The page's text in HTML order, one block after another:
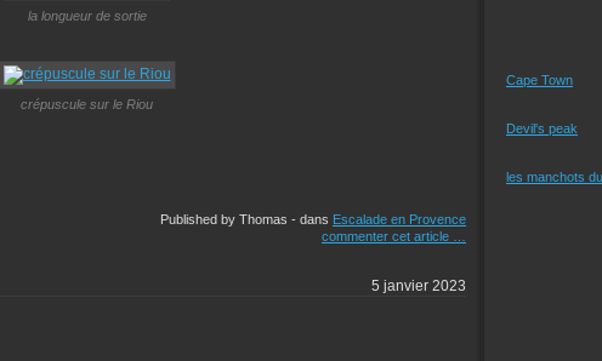
la longueur de sortie
crépuscule sur le Riou
Published by Thomas - dans Escalade en Provence
commenter cet article
5 janvier 2023
Cape Town
Devil's peak
les manchots